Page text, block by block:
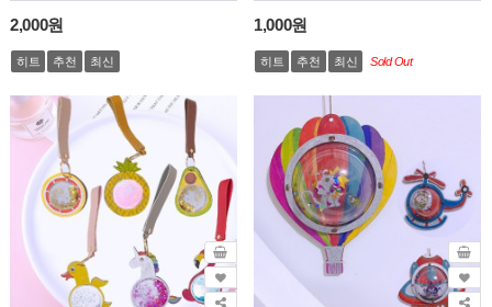
2,000원
히트 추천 최신
1,000원
히트 추천 최신 Sold Out